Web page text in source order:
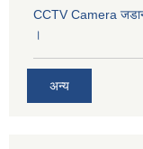
CCTV Camera जडान
।
अन्य